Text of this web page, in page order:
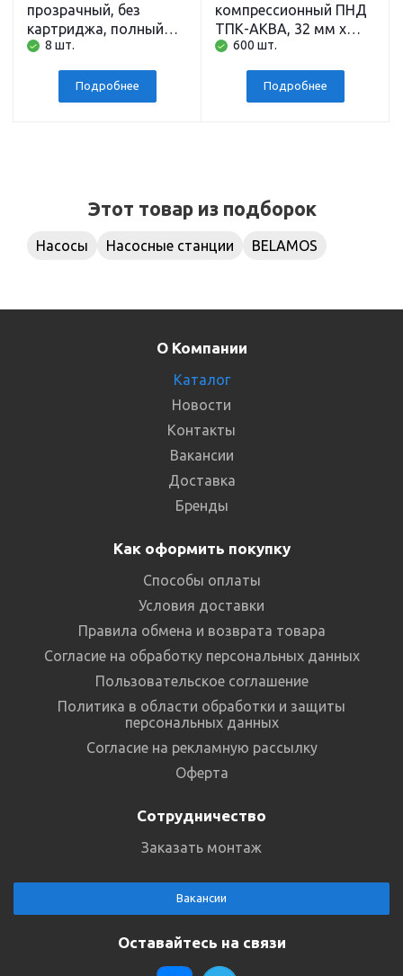
прозрачный, без
картриджа, полный
комплект АБФ
8 шт.
Подробнее
компрессионный ПНД
ТПК-АКВА, 32 мм x
наружная резьба 1
дюйм
600 шт.
Подробнее
Этот товар из подборок
Насосы Насосные станции BELAMOS
О Компании
Каталог
Новости
Контакты
Вакансии
Доставка
Бренды
Как оформить покупку
Способы оплаты
Условия доставки
Правила обмена и возврата товара
Согласие на обработку персональных данных
Пользовательское соглашение
Политика в области обработки и защиты
персональных данных
Согласие на рекламную рассылку
Оферта
Сотрудничество
Заказать монтаж
Вакансии
Оставайтесь на связи